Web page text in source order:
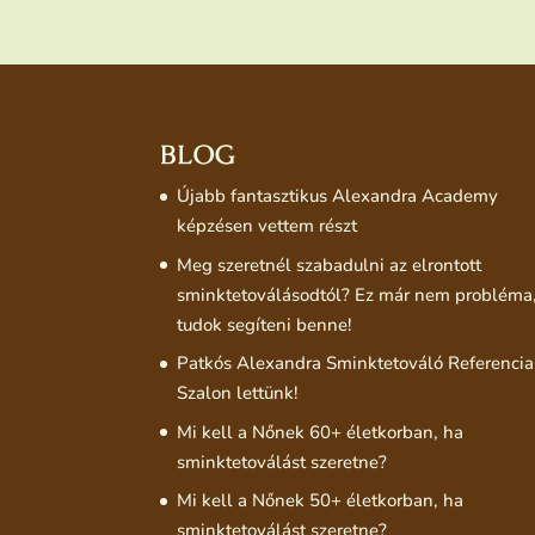
BLOG
Újabb fantasztikus Alexandra Academy
képzésen vettem részt
Meg szeretnél szabadulni az elrontott
sminktetoválásodtól? Ez már nem
tudok segíteni benne!
Patkós Alexandra Sminktetováló Referencia
Szalon lettünk!
Mi kell a Nőnek 60+ életkorban, ha
sminktetoválást szeretne?
Mi kell a Nőnek 50+ életkorban, ha
sminktetoválást szeretne?